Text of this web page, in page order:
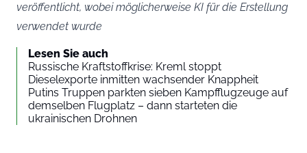
veröffentlicht, wobei möglicherweise KI für die Erstellung
verwendet wurde
Lesen Sie auch
Russische Kraftstoffkrise: Kreml stoppt
Dieselexporte inmitten wachsender Knappheit
Putins Truppen parkten sieben Kampfflugzeuge auf
demselben Flugplatz – dann starteten die
ukrainischen Drohnen